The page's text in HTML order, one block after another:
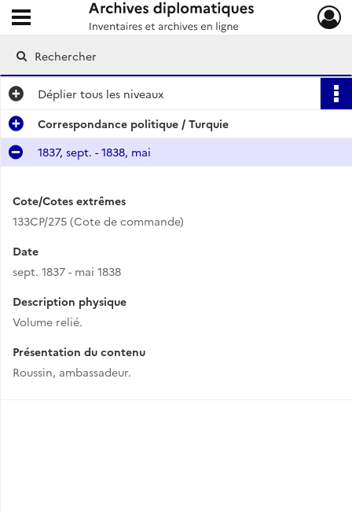
Archives diplomatiques
Ouvrir le menu déroulant
Déplier tous les niveaux
Correspondance politique / Turquie
1837, sept. - 1838, mai
Cote/Cotes extrêmes
133CP/275 (Cote de commande)
Date
sept. 1837 - mai 1838
Description physique
Volume relié.
Présentation du contenu
Roussin, ambassadeur.